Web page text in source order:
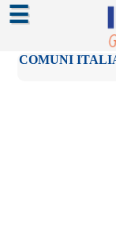
☰
COMUNI